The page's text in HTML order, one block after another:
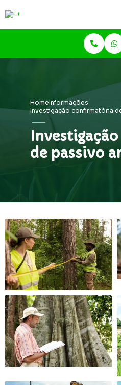
HomeInformações
Investigação confirmatória
de passivo